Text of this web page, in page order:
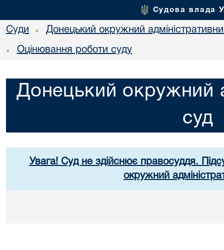
Судова влада
Суди • Донецький окружний
• Оцінювання роботи суду
Донецький окружний
суд
Увага! Суд не здійснює правосуддя.
окружний